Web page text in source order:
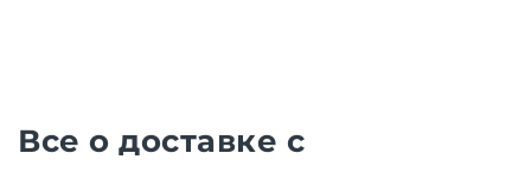
Все о доставке с